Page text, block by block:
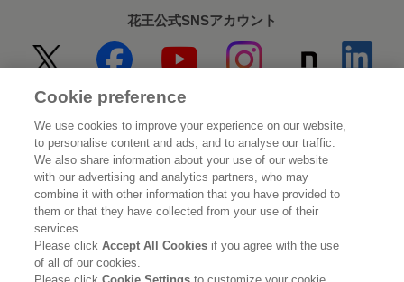
花王公式SNSアカウント
Home 花王について
サステナビリティ イノベーション
ブランド 投資家情報
ニュースルーム 採用情報
Cookie preference
We use cookies to improve your experience on our website,
to personalise content and ads, and to analyse our traffic.
We also share information about your use of our website
with our advertising and analytics partners, who may
combine it with other information that you have provided to
them or that they have collected from your use of their
services.
Please clickAccept All Cookies if you agree with the use
of all of our cookies.